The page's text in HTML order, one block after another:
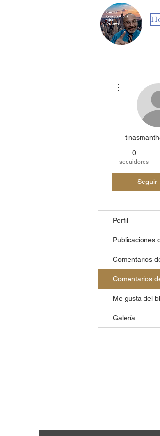
0
seguidores
Seguir
Perfil
Publicaciones
Comentarios
Comentarios
Me gusta del
Galería